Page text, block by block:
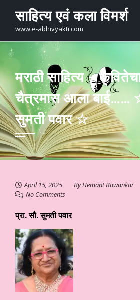
content
साहित्य एवं कला विमर्श
www.e-abhivyakti.com
मराठी साहित्य –
चैत्रमास आला बाई……
सुमती पवार ☆
April 15, 2025 ByHemant Bawankar
No Comments
प्रा. सौ. सुमती पवार